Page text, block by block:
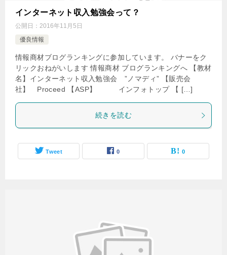
インターネット収入勉強会って？
公開日： 2016年11月5日
優良情報
情報商材ブログランキングに参加しています。 バナーをク
リックおねがいします 情報商材 ブログランキングへ 【教材
名】インターネット収入勉強会 ”ノマディ” 【販売会
社】 Proceed 【ASP】 インフォトップ 【 […]
続きを読む
Tweet 0 0